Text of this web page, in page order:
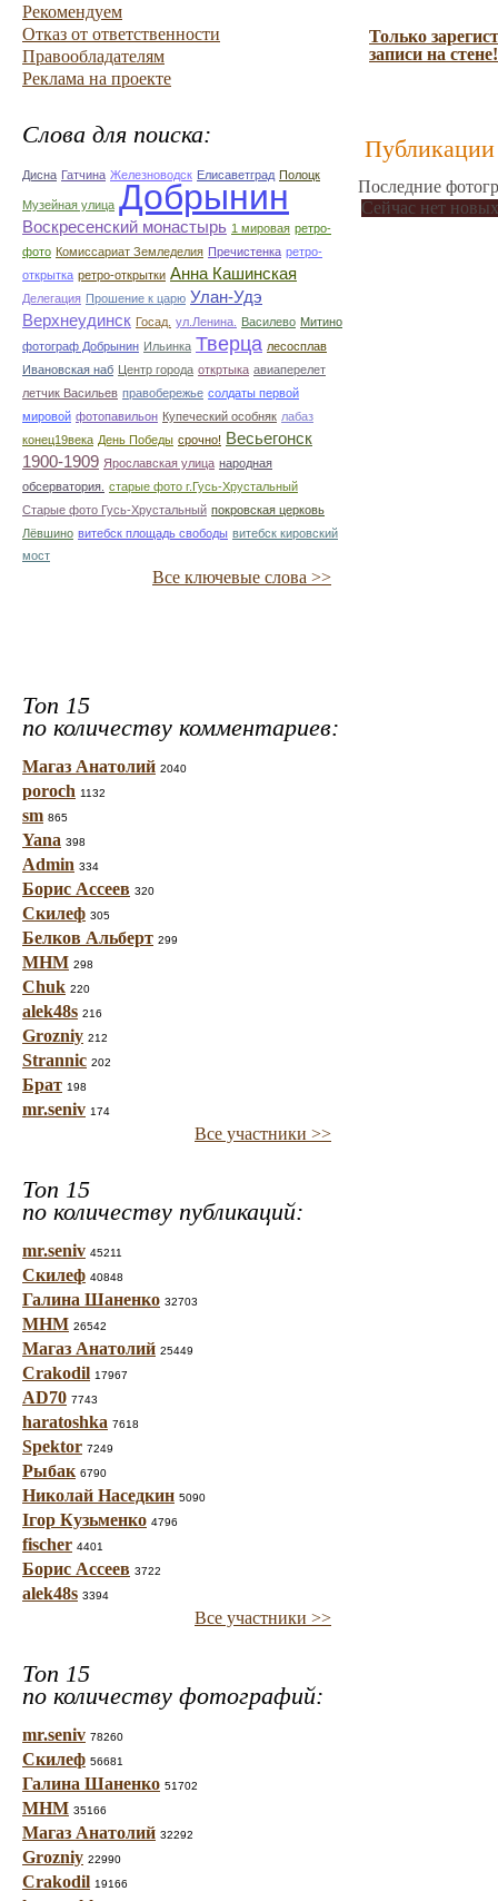
Рекомендуем
Отказ от ответственности
Правообладателям
Реклама на проекте
Слова для поиска:
Дисна Гатчина Железноводск Елисаветград Полоцк
Музейная улица Добрынин
Воскресенский монастырь 1 мировая ретро-
фото Комиссариат Земледелия Пречистенка ретро-
открытка ретро-открытки Анна Кашинская
Делегация Прошение к царю Улан-Удэ
Верхнеудинск Госад. ул.Ленина. Василево Митино
фотограф Добрынин Ильинка Тверца лесосплав
Ивановская наб Центр города откртыка авиаперелет
летчик Васильев правобережье солдаты первой
мировой фотопавильон Купеческий особняк лабаз
конец19века День Победы срочно! Весьегонск
1900-1909 Ярославская улица народная
обсерватория. старые фото г.Гусь-Хрустальный
Старые фото Гусь-Хрустальный покровская церковь
Лёвшино витебск площадь свободы витебск кировский
мост
Все ключевые слова >>
Топ 15
по количеству комментариев:
Магаз Анатолий 2040
poroch 1132
sm 865
Yana 398
Admin 334
Борис Ассеев 320
Скилеф 305
Белков Альберт 299
МНМ 298
Chuk 220
alek48s 216
Grozniy 212
Strannic 202
Брат 198
mr.seniv 174
Все участники >>
Топ 15
по количеству публикаций:
mr.seniv 45211
Скилеф 40848
Галина Шаненко 32703
МНМ 26542
Магаз Анатолий 25449
Crakodil 17967
AD70 7743
haratoshka 7618
Spektor 7249
Рыбак 6790
Николай Наседкин 5090
Ігор Кузьменко 4796
fischer 4401
Борис Ассеев 3722
alek48s 3394
Все участники >>
Топ 15
по количеству фотографий:
mr.seniv 78260
Скилеф 56681
Галина Шаненко 51702
МНМ 35166
Магаз Анатолий 32292
Grozniy 22990
Crakodil 19166
Только
записи на стене!
Публикации
Последние
Сейчас нет